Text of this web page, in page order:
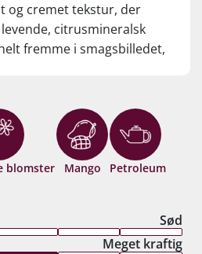
og cremet tekstur, der
citrusmineralsk
fremme i smagsbilledet,
og knivskarp som en
bør være. Drik nu, eller
blomster Mango Petroleum
Sød
Meget kraftig